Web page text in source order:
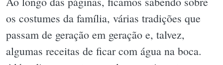
os costumes da família, várias tradições que
passam de geração em geração e, talvez,
algumas receitas de ficar com água na boca.